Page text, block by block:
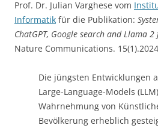
Prof. Dr. Julian Varghese vom
Informatik für die Publikation:
ChatGPT, Google search and Llama
Nature Communications.
Die jüngsten Entwicklungen
Large-Language-Models
Wahrnehmung von
Bevölkerung erheblich